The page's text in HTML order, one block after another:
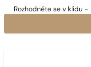
Rozhodněte se v klidu